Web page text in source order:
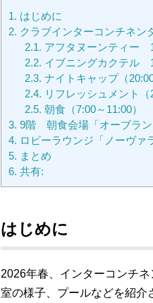
1. はじめに
2. クラブインターコンチネン
2.1. アフタヌーンティー
2.2. イブニングカクテル
2.3. ナイトキャップ（20:00
2.4. リフレッシュメント（
2.5. 朝食（7:00～11:00）
3. 9階 朝食会場「オーブラ
4. ロビーラウンジ「ノーヴァ
5. まとめ
6. 共有:
はじめに
2026年春、インターコンチ
室の様子、プールなどを紹介